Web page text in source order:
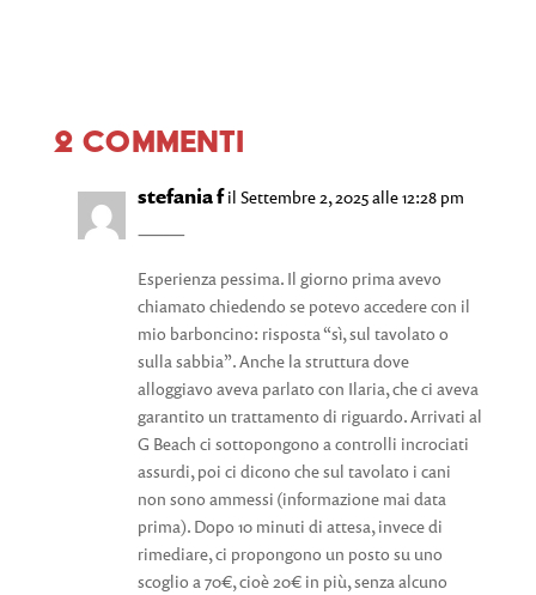
2 Commenti
stefania f il Settembre 2, 2025 alle 12:28 pm
⸻
Esperienza pessima. Il giorno prima avevo
chiamato chiedendo se potevo accedere con il
mio barboncino: risposta “sì, sul tavolato o
sulla sabbia”. Anche la struttura dove
alloggiavo aveva parlato con Ilaria, che ci aveva
garantito un trattamento di riguardo. Arrivati al
G Beach ci sottopongono a controlli incrociati
assurdi, poi ci dicono che sul tavolato i cani
non sono ammessi (informazione mai data
prima). Dopo 10 minuti di attesa, invece di
rimediare, ci propongono un posto su uno
scoglio a 70€, cioè 20€ in più, senza alcuno